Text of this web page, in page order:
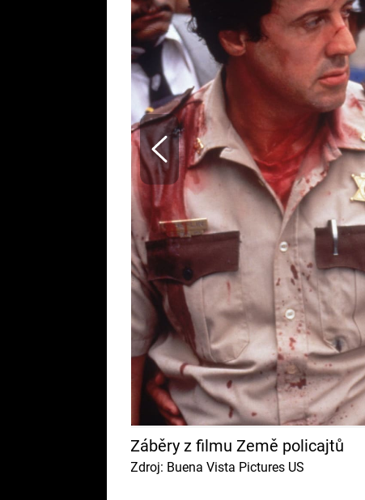
ZBĚSILE 10
PREDÁTOR
Záběry z filmu Země policajtů
Zdroj: Buena Vista Pictures US